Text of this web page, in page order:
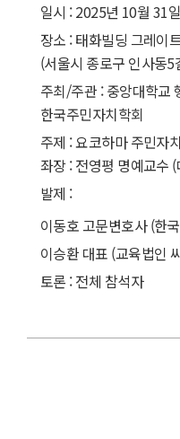
일시 : 2025년 10월 31
장소 : 태화빌딩 그레이
(서울시 종로구 인사동5
주최/주관 : 중앙대학교
한국주민자치학회
주제 : 요코하마 주민자
좌장 : 전영평 명예교수
발제 :
이동호 고문변호사 (한
이승환 대표 (교육법인
토론 : 전체 참석자